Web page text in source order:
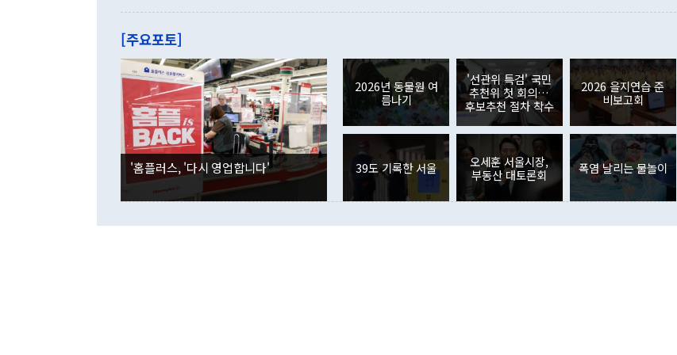
관은 업무보고 사후 브리핑에서 정 장관이 언급한 '4자 회담'에 대해 "이상
이 9월 러시아 블라디보스토크에서 열리는 '동방경제포럼(EEF)'을 언급하
며 "정부 차원에서 (참석을) 검토하고 있다"고 발언한 데 대해서도 조 장관
은 "그것은 외교부의 몫"이라며 "아직 거기까지 진도가 나가지 않았다"고
잘랐다. 정 장관이 이날 소개한 대북 구상과 설명은 정부 내 조율을 거치지
않았다는 점에서 문제가 있다. 특히 주적 표현 대체와 국호 사용, 9·19 군
사합의 복원, 4자회담 추진 등은 통일부 장관이 결정할 사안이 아니어서 월
권이라는 지적이 나오고 있다. 이 대통령은 정 장관의 업무보고를 듣고 난
뒤 "여기 업무보고에 발표했다고 승인난 건 아니다"라고 재차 확인했다. 정
부의 한 소식통은 "정 장관의 발언 내용은 대부분 국가안전보장회의(NSC)
를 거쳐 결정된 사안이 아닌 정 장관의 개인적 생각에 가깝다"며 "안보 관
련 부처 장관이 정부의 공식 정책이 아닌 사안을 추진하겠다고 업무보고를
하고 대통령의 면전에서 '국군통수권자가 나서야 한다'고 주장한 것은 심각
는 배당수입이 늘어난 데다 전월 분기배당에 따른 기저효과로 배당지급이
였던 올해 3월(369억9000만달러)을 넘어선 것이다. 직접투자에서는 내국
인의 해외투자가 80억1000만달러, 외국인의 국내투자가 46억3000만달러
각각 증가했다. 증권투자에서는 외국인의 국내 주식 매도세가 이어졌다. 외
국인의 국내 주식 투자는 차익실현 매도 등의 영향으로 316억1000만달러
감소하며 전월(-310억5000만달러)에 이어 역대 최대 순매도 기록을 다시
경신했다. 외국인의 국내 채권투자는 세계국채지수(WGBI) 자금 유입에도
분기 말 만기도래 영향으로 증가 폭이 줄어든 52억9000만달러를 기록했
다. 내국인의 해외 증권투자는 주식을 중심으로 35억6000만달러 증가했
다. eoyn2@newspim.com
[주요포토]
'홈플러스, '다시 영업합니다'
2026년 동물원 여
름나기
'선관위 특검' 국민
추천위 첫 회의…
후보추천 절차 착수
2026 을지연습 준
비보고회
39도 기록한 서울
오세훈 서울시장,
부동산 대토론회
폭염 날리는 물놀이